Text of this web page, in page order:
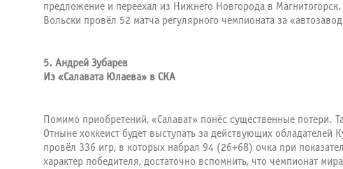
предложение и переехал из Нижнего Новгорода в
Вольски провёл 52 матча регулярного чемпионата за
5. Андрей Зубарев
Из «Салавата Юлаева» в СКА
Помимо приобретений, «Салават» понёс существенные
Отныне хоккеист будет выступать за действующих обладателей
провёл 336 игр, в которых набрал 94 (26+68) очка при
характер победителя, достаточно вспомнить, что чемпионат